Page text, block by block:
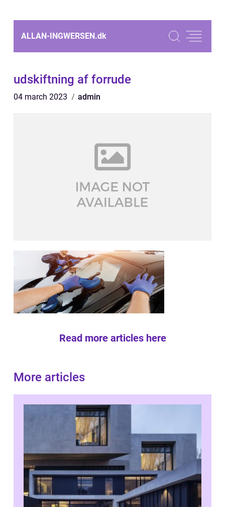
ALLAN-INGWERSEN.dk
udskiftning af forrude
04 march 2023 admin
Read more articles here
More articles